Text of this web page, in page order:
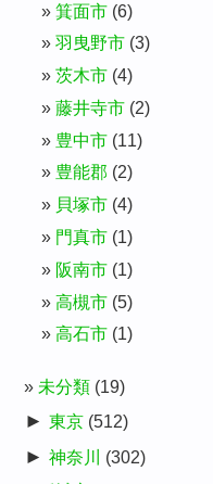
箕面市 (6)
羽曳野市 (3)
茨木市 (4)
藤井寺市 (2)
豊中市 (11)
豊能郡 (2)
貝塚市 (4)
門真市 (1)
阪南市 (1)
高槻市 (5)
高石市 (1)
未分類 (19)
► 東京 (512)
► 神奈川
(302)